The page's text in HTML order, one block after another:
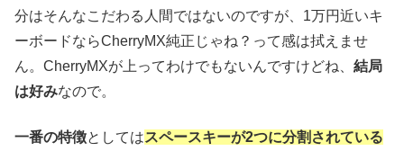
分はそんなこだわる人間ではないのですが、1万円近いキ
ーボードならCherryMX純正じゃね？って感は拭えませ
ん。CherryMXが上ってわけでもないんですけどね、 結局
は好みなので。
一番の特徴としてはスペースキーが2つに分割されている